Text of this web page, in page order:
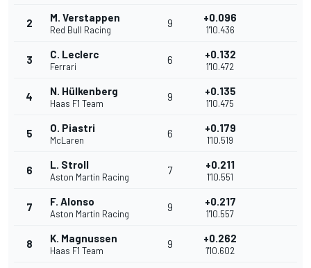
2 M. Verstappen
Red Bull Racing
9 +0.096
1'10.436
3 C. Leclerc
Ferrari
6 +0.132
1'10.472
4 N. Hülkenberg
Haas F1 Team
9 +0.135
1'10.475
5 O. Piastri
McLaren
6 +0.179
1'10.519
6 L. Stroll
Aston Martin Racing
7 +0.211
1'10.551
7 F. Alonso
Aston Martin Racing
9 +0.217
1'10.557
8 K. Magnussen
Haas F1 Team
9 +0.262
1'10.602